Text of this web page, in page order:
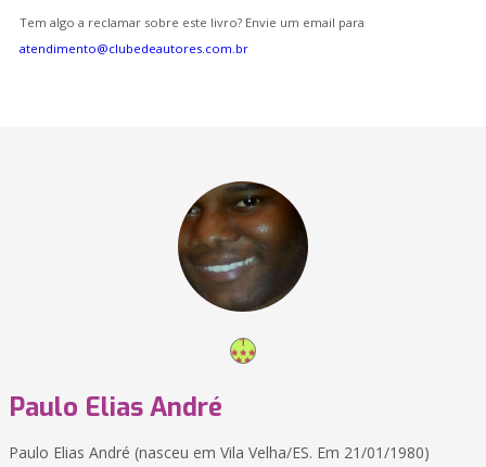
Tem algo a reclamar sobre este livro? Envie um email para
atendimento@clubedeautores.com.br
Paulo Elias André
Paulo Elias André (nasceu em Vila Velha/ES. Em 21/01/1980)